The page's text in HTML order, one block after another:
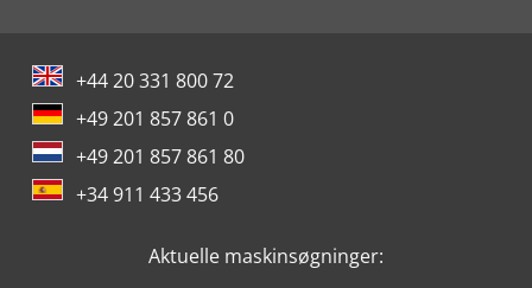
+44 20 331 800 72
+49 201 857 861 0
+49 201 857 861 80
+34 911 433 456
Aktuelle maskinsøgninger: